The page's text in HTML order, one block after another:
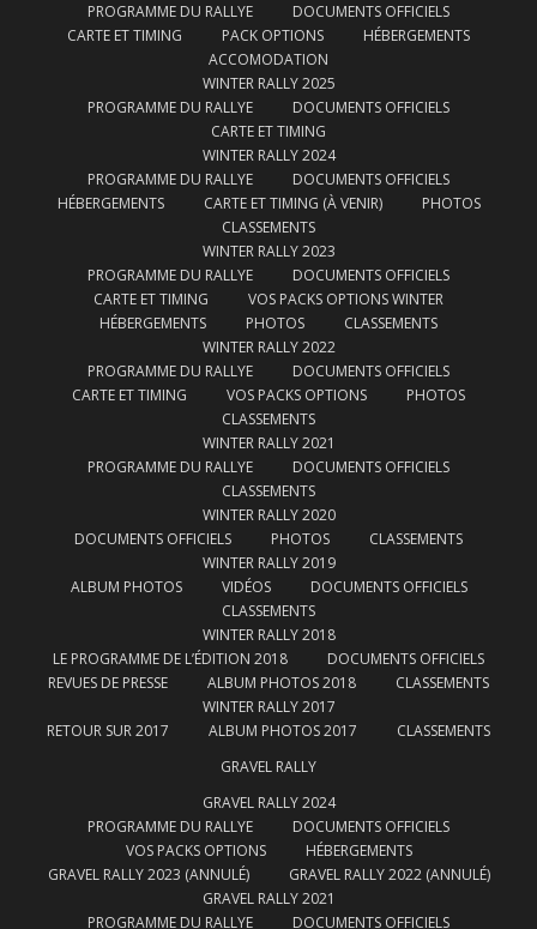
PROGRAMME DU RALLYE
DOCUMENTS OFFICIELS
CARTE ET TIMING
PACK OPTIONS
HÉBERGEMENTS
ACCOMODATION
WINTER RALLY 2025
PROGRAMME DU RALLYE
DOCUMENTS OFFICIELS
CARTE ET TIMING
WINTER RALLY 2024
PROGRAMME DU RALLYE
DOCUMENTS OFFICIELS
HÉBERGEMENTS
CARTE ET TIMING (À VENIR)
PHOTOS
CLASSEMENTS
WINTER RALLY 2023
PROGRAMME DU RALLYE
DOCUMENTS OFFICIELS
CARTE ET TIMING
VOS PACKS OPTIONS WINTER
HÉBERGEMENTS
PHOTOS
CLASSEMENTS
WINTER RALLY 2022
PROGRAMME DU RALLYE
DOCUMENTS OFFICIELS
CARTE ET TIMING
VOS PACKS OPTIONS
PHOTOS
CLASSEMENTS
WINTER RALLY 2021
PROGRAMME DU RALLYE
DOCUMENTS OFFICIELS
CLASSEMENTS
WINTER RALLY 2020
DOCUMENTS OFFICIELS
PHOTOS
CLASSEMENTS
WINTER RALLY 2019
ALBUM PHOTOS
VIDÉOS
DOCUMENTS OFFICIELS
CLASSEMENTS
WINTER RALLY 2018
LE PROGRAMME DE L’ÉDITION 2018
DOCUMENTS OFFICIELS
REVUES DE PRESSE
ALBUM PHOTOS 2018
CLASSEMENTS
WINTER RALLY 2017
RETOUR SUR 2017
ALBUM PHOTOS 2017
CLASSEMENTS
GRAVEL RALLY
GRAVEL RALLY 2024
PROGRAMME DU RALLYE
DOCUMENTS OFFICIELS
VOS PACKS OPTIONS
HÉBERGEMENTS
GRAVEL RALLY 2023 (ANNULÉ)
GRAVEL RALLY 2022 (ANNULÉ)
GRAVEL RALLY 2021
PROGRAMME DU RALLYE
DOCUMENTS OFFICIELS